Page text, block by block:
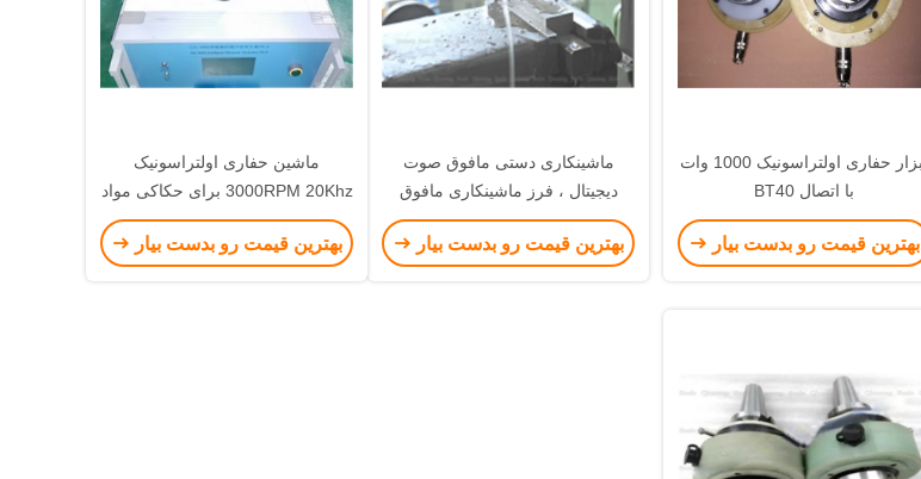
ابزار حفاری اولتراسونیک 1000 وات
با اتصال BT40
بهترین قیمت رو بدست بیار
ماشینکاری دستی مافوق صوت
دیجیتال ، فرز ماشینکاری مافوق
صوت برای پردازش فلز
بهترین قیمت رو بدست بیار
ماشین حفاری اولتراسونیک
3000RPM 20Khz برای حکاکی مواد
سختی
بهترین قیمت رو بدست بیار